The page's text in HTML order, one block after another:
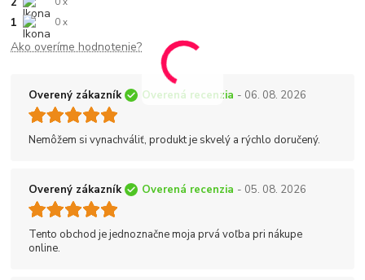
1 0 x
Ako overíme hodnotenie?
Overený zákazník Overená recenzia - 06. 08. 2026
Nemôžem si vynachváliť, produkt je skvelý a rýchlo doručený.
Overený zákazník Overená recenzia - 05. 08. 2026
Tento obchod je jednoznačne moja prvá voľba pri nákupe
online.